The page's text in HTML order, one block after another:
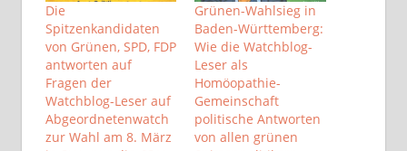
Die
Spitzenkandidaten
von Grünen, SPD, FDP
antworten auf
Fragen der
Watchblog-Leser auf
Abgeordnetenwatch
zur Wahl am 8. März
Grünen-Wahlsieg in
Baden-Württemberg:
Wie die Watchblog-
Leser als
Homöopathie-
Gemeinschaft
politische Antworten
von allen grünen